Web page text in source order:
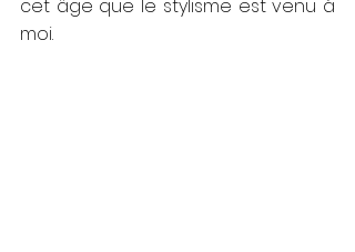
cet âge que le stylisme est venu à
moi.